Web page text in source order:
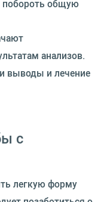
побороть общую
анализов.
выводы и лечение
с
легкую форму